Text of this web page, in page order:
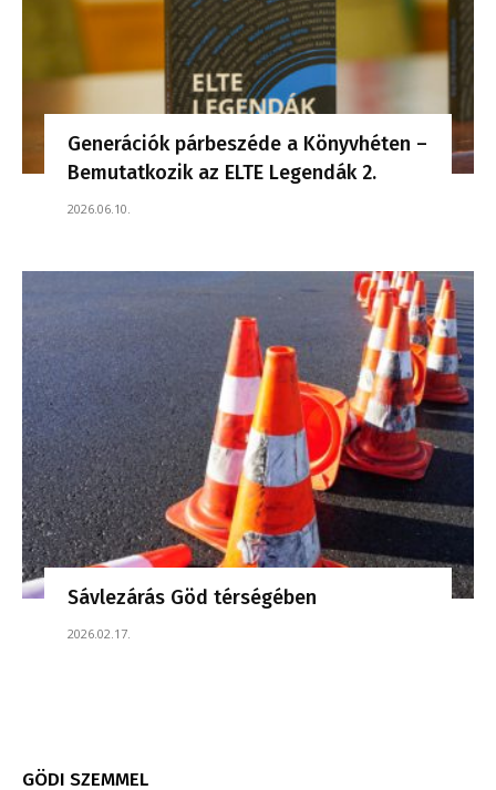
Generációk párbeszéde a Könyvhéten –
Bemutatkozik az ELTE Legendák 2.
2026.06.10.
Sávlezárás Göd térségében
2026.02.17.
GÖDI SZEMMEL